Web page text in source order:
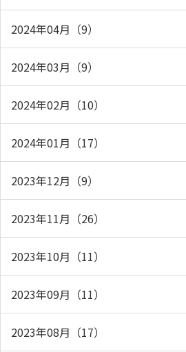
2024年04月（9）
2024年03月（9）
2024年02月（10）
2024年01月（17）
2023年12月（9）
2023年11月（26）
2023年10月（11）
2023年09月（11）
2023年08月（17）